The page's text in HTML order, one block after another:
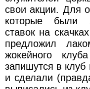
свои акции. Для
которые были
ставок на
предложил
жокейного
запишутся в клуб
и сделали